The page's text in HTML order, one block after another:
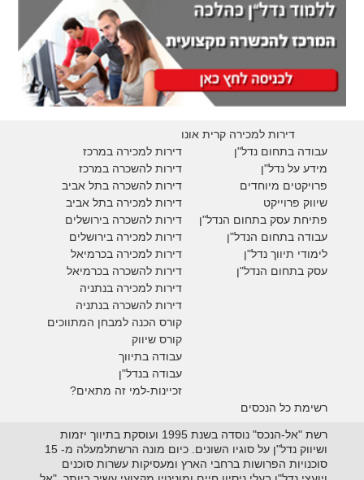
דירות למכירה קרית אונו
דירות למכירה במרכז
דירות להשכרה במרכז
דירות להשכרה בתל אביב
דירות למכירה בתל אביב
דירות להשכרה בירושלים
דירות למכירה בירושלים
דירות למכירה בכרמיאל
דירות להשכרה בכרמיאל
דירות למכירה בנתניה
דירות להשכרה בנתניה
קורס הכנה למבחן המתווכים
קורס שיווק
עבודה בתיווך
עבודה בנדל"ן
זכיינות-למי זה מתאים?
עבודה בתחום נדל"ן
מידע על נדל"ן
פרויקטים מיוחדים
שיווק פרוייקט
פתיחת עסק בתחום הנדל"ן
עבודה בתחום הנדל"ן
לימודי תיווך נדל"ן
עסק בתחום הנדל"ן
רשימת כל הנכסים
רשת "אל-הנכס" נוסדה בשנת 1995 ועוסקת בתיווך יזמות
ושיווק נדל"ן על סוגיו השונים. כיום מונה הרשתלמעלה מ- 15
סוכנויות הפרושות ברחבי הארץ ומעסיקות עשרות סוכנים